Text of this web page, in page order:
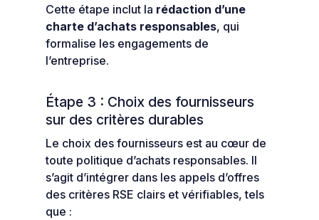
Cette étape inclut la rédaction d’une
charte d’achats responsables, qui
formalise les engagements de
l’entreprise.
Étape 3 : Choix des fournisseurs
sur des critères durables
Le choix des fournisseurs est au cœur de
toute politique d’achats responsables. Il
s’agit d’intégrer dans les appels d’offres
des critères RSE clairs et vérifiables, tels
que :